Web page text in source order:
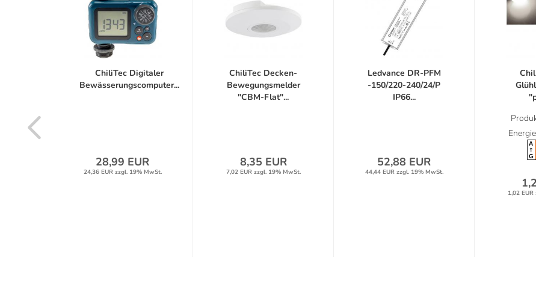
ChiliTec Digitaler
Bewässerungscomputer...
28,99 EUR
24,36 EUR zzgl. 19% MwSt.
ChiliTec Decken-
Bewegungsmelder
"CBM-Flat"...
8,35 EUR
7,02 EUR zzgl. 19% MwSt.
Ledvance DR-PFM
-150/220-240/24/P
IP66...
52,88 EUR
44,44 EUR zzgl. 19% MwSt.
A
G
1,02